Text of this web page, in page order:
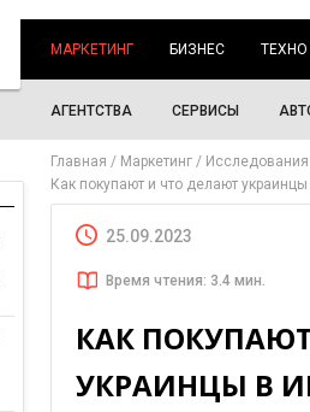
МАРКЕТИНГ БИЗНЕС ТЕХНО
АГЕНТСТВА СЕРВИСЫ
Главная Маркетинг
Исследования
Как покупают и что делают
25.09.2023
Время чтения: 3.4 мин.
КАК
УКРАИНЦЫ В